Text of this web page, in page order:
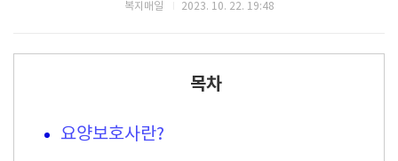
복지매일 2023. 10. 22. 19:48
목차
요양보호사란?